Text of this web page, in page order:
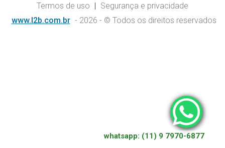
Termos de uso | Segurança e privacidade
www.l2b.com.br - 2026 - © Todos os direitos reservados
whatsapp: (11) 9 7970-6877